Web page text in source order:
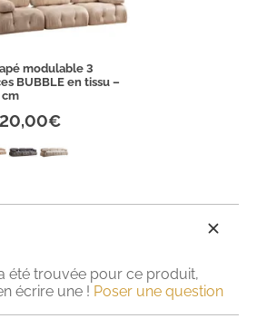
modulable 3
BUBBLE en tissu –
été trouvée pour ce produit,
écrire une ! Poser une question